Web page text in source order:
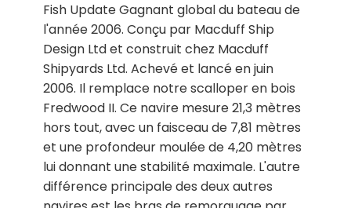
Fish Update Gagnant global du bateau de
l'année 2006. Conçu par Macduff Ship
Design Ltd et construit chez Macduff
Shipyards Ltd. Achevé et lancé en juin
2006. Il remplace notre scalloper en bois
Fredwood II. Ce navire mesure 21,3 mètres
hors tout, avec un faisceau de 7,81 mètres
et une profondeur moulée de 4,20 mètres
lui donnant une stabilité maximale. L'autre
différence principale des deux autres